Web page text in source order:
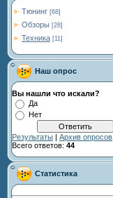
Тюнинг [68]
Обзоры [28]
Техника [11]
Наш опрос
Вы нашли что искали?
Да
Нет
Результаты | Архив опросов
Всего ответов: 44
Статистика